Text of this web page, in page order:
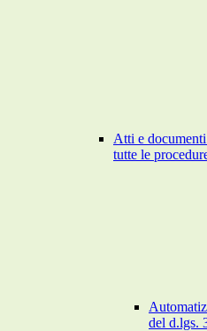
Atti e
tutte le
del d.lgs.